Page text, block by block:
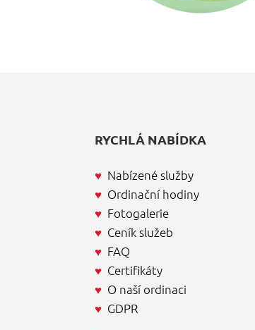
RYCHLÁ NABÍDKA
♥ Nabízené služby
♥ Ordinační hodiny
♥ Fotogalerie
♥ Ceník služeb
♥ FAQ
♥ Certifikáty
♥ O naší ordinaci
♥ GDPR